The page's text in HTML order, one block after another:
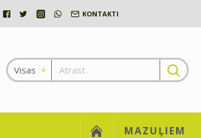
KONTAKTI
Visas
MAZUĻIEM